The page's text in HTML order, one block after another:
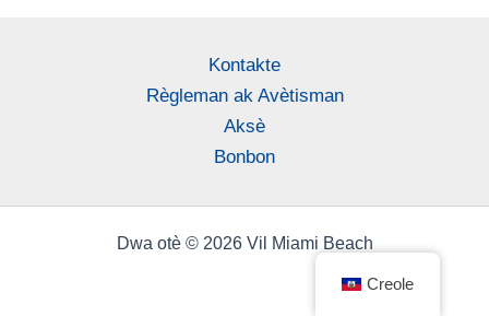
Kontakte
Règleman ak Avètisman
Aksè
Bonbon
Dwa otè © 2026 Vil Miami Beach
Creole